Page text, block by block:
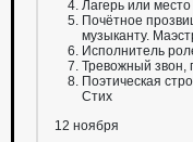
Лагерь или
Почётное
музыканту.
Исполнитель
Тревожный
Поэтическая
Стих
12 ноября